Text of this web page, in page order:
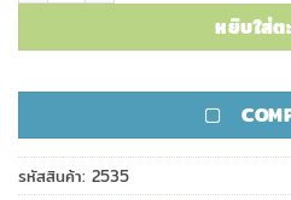
หยิบใส่ต
รหัสสินค้า: 2535